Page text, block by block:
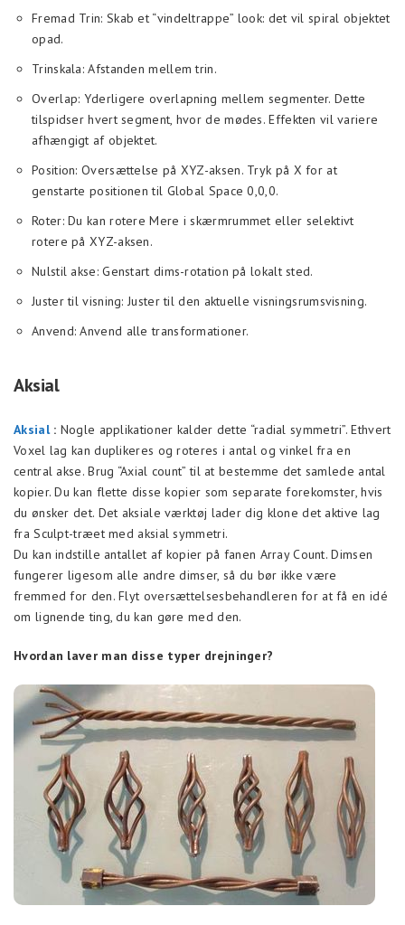
Fremad Trin: Skab et “vindeltrappe” look: det vil spiral objektet
opad.
Trinskala: Afstanden mellem trin.
Overlap: Yderligere overlapning mellem segmenter. Dette
tilspidser hvert segment, hvor de mødes. Effekten vil variere
afhængigt af objektet.
Position: Oversættelse på XYZ-aksen. Tryk på X for at
genstarte positionen til Global Space 0,0,0.
Roter: Du kan rotere Mere i skærmrummet eller selektivt
rotere på XYZ-aksen.
Nulstil akse: Genstart dims-rotation på lokalt sted.
Juster til visning: Juster til den aktuelle visningsrumsvisning.
Anvend: Anvend alle transformationer.
Aksial
Aksial: Nogle applikationer kalder dette “radial symmetri”. Ethvert
Voxel lag kan duplikeres og roteres i antal og vinkel fra en
central akse. Brug “Axial count” til at bestemme det samlede antal
kopier. Du kan flette disse kopier som separate forekomster, hvis
du ønsker det. Det aksiale værktøj lader dig klone det aktive lag
fra Sculpt-træet med aksial symmetri.
Du kan indstille antallet af kopier på fanen Array Count. Dimsen
fungerer ligesom alle andre dimser, så du bør ikke være
fremmed for den. Flyt oversættelsesbehandleren for at få en idé
om lignende ting, du kan gøre med den.
Hvordan laver man disse typer drejninger?